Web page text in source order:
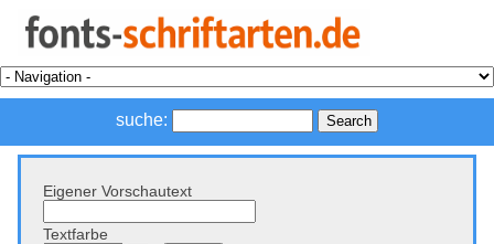
suche:
Eigener Vorschautext
Textfarbe